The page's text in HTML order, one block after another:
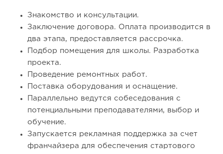
Знакомство и консультации.
Заключение договора. Оплата производится в
два этапа, предоставляется рассрочка.
Подбор помещения для школы. Разработка
проекта.
Проведение ремонтных работ.
Поставка оборудования и оснащение.
Параллельно ведутся собеседования с
потенциальными преподавателями, выбор и
обучение.
Запускается рекламная поддержка за счет
франчайзера для обеспечения стартового